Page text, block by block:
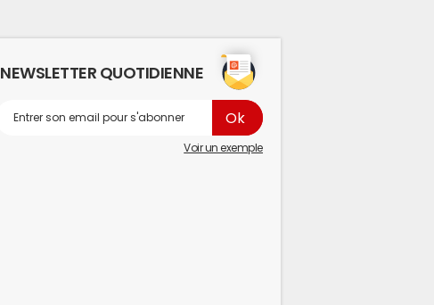
NEWSLETTER QUOTIDIENNE
Voir un exemple